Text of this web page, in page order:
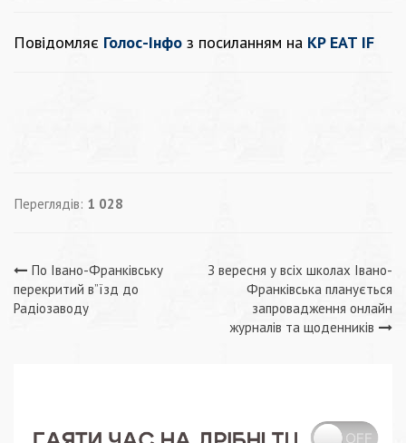
Повідомляє Голос-Інфо з посиланням на KP EAT IF
Переглядів: 1 028
Навігація
записів
По Івано-Франківську
перекритий в”їзд до
Радіозаводу
З вересня у всіх школах Івано-
Франківська планується
запровадження онлайн
журналів та щоденників